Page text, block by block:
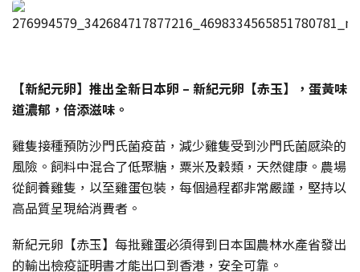
【新紀元卵】推出全新日本卵 – 新紀元卵【赤玉】，蛋黃味
道濃郁，倍添滋味。
雞隻接種預防沙門氏菌疫苗，減少雞隻受到沙門氏菌感染的
風險。飼料中混合了低聚糖，粟米及穀類，天然健康。農場
從飼養雞隻，以至雞蛋包裝，每個過程都非常嚴謹，堅持以
高品質呈現給消費者。
新紀元卵【赤玉】每批雞蛋必須得到日本国農林水產省發出
的輸出檢疫証明書才能出口到香港，安全可靠。